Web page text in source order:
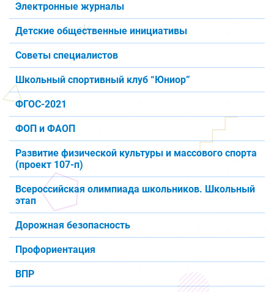
Электронные журналы
Детские общественные инициативы
Советы специалистов
Школьный спортивный клуб “Юниор”
ФГОС-2021
ФОП и ФАОП
Развитие физической культуры и массового спорта
(проект 107-п)
Всероссийская олимпиада школьников. Школьный
этап
Дорожная безопасность
Профориентация
ВПР